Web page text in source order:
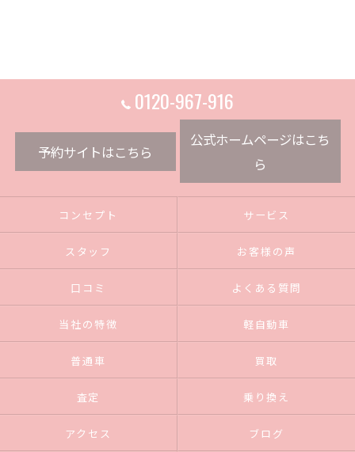
0120-967-916
予約サイトはこちら
公式ホームページはこち
ら
コンセプト サービス
スタッフ お客様の声
口コミ よくある質問
当社の特徴 軽自動車
普通車 買取
査定 乗り換え
アクセス ブログ